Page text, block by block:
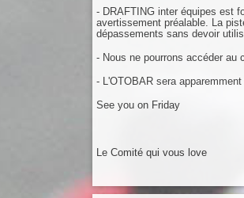
- DRAFTING inter équipes est
avertissement préalable. La
dépassements sans devoir
- Nous ne pourrons accéder au
- L'OTOBAR sera
See you on Friday
Le Comité qui vous love